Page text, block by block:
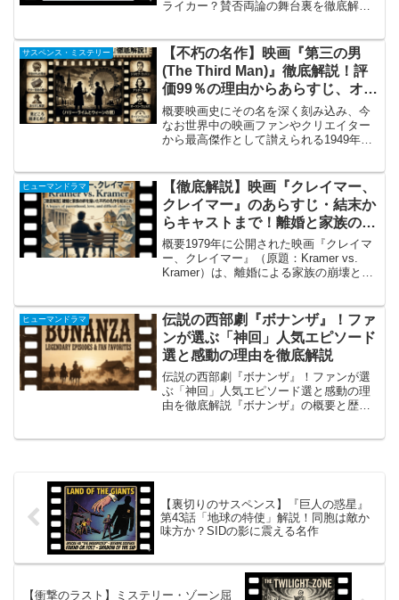
ライカー？賛否両論の舞台裏を徹底解説
ーバード』（原題: Thunderbird...
サスペンス・ミステリー
【不朽の名作】映画『第三の男
(The Third Man)』徹底解説！評
価99％の理由からあらすじ、オー
ソン・ウェルズの魅力まで総まと
め
概要映画史にその名を深く刻み込み、今
なお世界中の映画ファンやクリエイター
から最高傑作として讃えられる1949年の
ト「Rotten Tomatoes」において...
ヒューマンドラマ
【徹底解説】映画『クレイマー、
クレイマー』のあらすじ・結末か
らキャストまで！離婚と家族の絆
を描いた不朽の名作の魅力を総ま
とめ
概要1979年に公開された映画『クレイマ
ー、クレイマー』（原題：Kramer vs.
Kramer）は、離婚による家族の崩壊と再
本を務めたのは、名匠ロバート・ベント
ンで...
ヒューマンドラマ
伝説の西部劇『ボナンザ』！ファ
ンが選ぶ「神回」人気エピソード
選と感動の理由を徹底解説
伝説の西部劇『ボナンザ』！ファンが選
ぶ「神回」人気エピソード選と感動の理
由を徹底解説『ボナンザ』の概要と歴史
【裏切りのサスペンス】『巨人の惑星』
第43話「地球の特使」解説！同胞は敵か
味方か？SIDの影に震える名作
【衝撃のラスト】ミステリー・ゾーン屈